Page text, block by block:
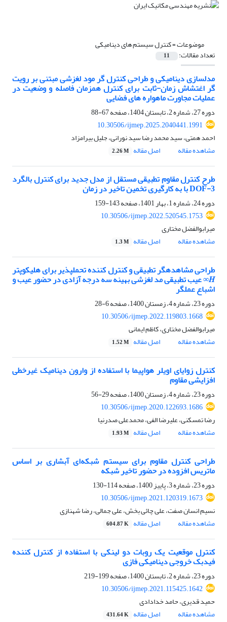
موضوعات =کنترل سیستم های دینامیکی
تعداد مقالات: 11
مدلسازی دینامیکی و طراحی کنترل گر مود لغزشی مبتنی بر رویت
گر اغتشاش زمان-ثابت برای کنترل همزمان فاصله و وضعیت در
عملیات مجاورت ماهواره ‌های فضایی
دوره 27، شماره 2، تابستان 1404، صفحه
67-88
10.30506/ijmep.2025.2040441.1991
احمد همتی، سید محمد رضا سید نورانی، جلیل بیرامزاد
مشاهده مقاله
اصل مقاله 2.26 M
طرح کنترل مقاوم تطبیقی مستقل از مدل جدید برای کنترل بالگرد
3-DOF با به کارگیری تخمین تاخیر در زمان
دوره 24، شماره 1، بهار 1401، صفحه
143-159
10.30506/ijmep.2022.520545.1753
میرابوالفضل مختاری
مشاهده مقاله
اصل مقاله 1.3 M
طراحی مشاهدهگر تطبیقی و کنترل کننده تحملپذیر برای هلیکوپتر
𝐻∞ عیب تطبیقی مد لغزشی بهینه سه درجه آزادی در حضور عیب و
اشباع عملگر
دوره 23، شماره 4، زمستان 1400، صفحه
6-28
10.30506/ijmep.2022.119803.1668
میرابوالفضل مختاری، کاظم ایمانی
مشاهده مقاله
اصل مقاله 1.52 M
کنترل زوایای اویلر هواپیما با استفاده از وارون دینامیک غیرخطی
افزایشی مقاوم
دوره 23، شماره 4، زمستان 1400، صفحه
29-56
10.30506/ijmep.2020.122693.1686
رضا تمسکنی، علیرضا الفی، محمدعلی صدرنیا
مشاهده مقاله
اصل مقاله 1.93 M
طراحی کنترل مقاوم برای سیستم شبکه‌ای آبشاری بر اساس
ماتریس افزوده در حضور تاخیر شبکه
دوره 23، شماره 3، پاییز 1400، صفحه
114-130
10.30506/ijmep.2021.120319.1673
نسیم انسان صفت، علی چائی بخش، علی جمالی، رضا شهنازی
مشاهده مقاله
اصل مقاله 604.87 K
کنترل موقعیت یک روبات دو لینکی با استفاده از کنترل کننده
فیدبک خروجی دینامیکی فازی
دوره 23، شماره 2، تابستان 1400، صفحه
199-219
10.30506/ijmep.2021.115425.1642
حمید قدیری، حامد خدادادی
مشاهده مقاله
اصل مقاله 431.64 K